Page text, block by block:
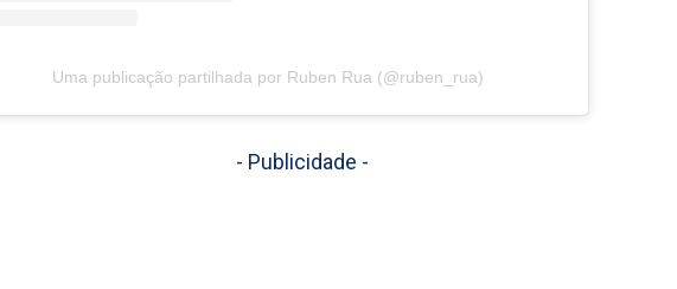
Uma publicação partilhada por Ruben Rua (@ruben_rua)
- Publicidade -